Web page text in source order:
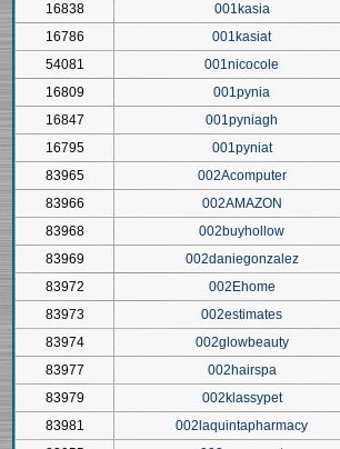
16838
001kasia
16786
001kasiat
54081
001nicocole
16809
001pynia
16847
001pyniagh
16795
001pyniat
83965
002Acomputer
83966
002AMAZON
83968
002buyhollow
83969
002daniegonzalez
83972
002Ehome
83973
002estimates
83974
002glowbeauty
83977
002hairspa
83979
002klassypet
83981
002laquintapharmacy